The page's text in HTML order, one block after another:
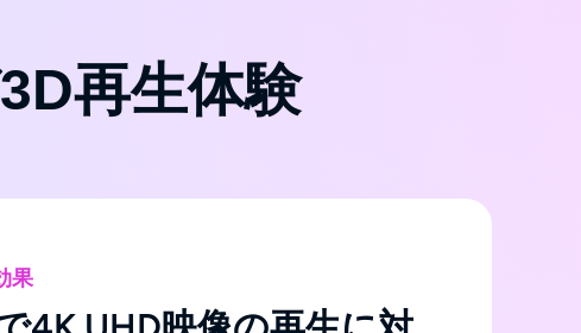
再生体験
果